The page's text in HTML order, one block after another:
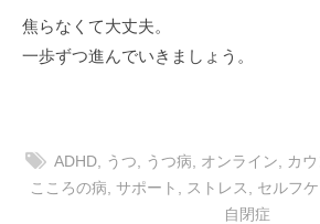
焦らなくて大丈夫。
一歩ずつ進んでいきましょう。
ADHD, うつ うつ病 オンライン カ
こころの病 サポート ストレス セルフ
自閉症